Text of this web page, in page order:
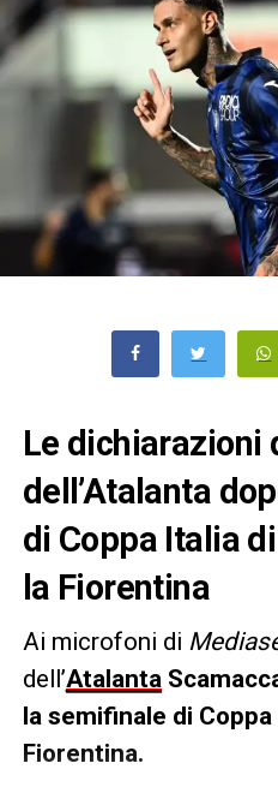
Le dichiarazioni
dell’Atalanta
di Coppa Italia
la Fiorentina
Ai microfoni di
dell’Atalanta
la semifinale di
Fiorentina.